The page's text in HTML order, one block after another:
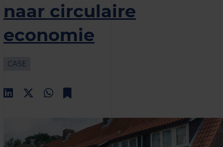
naar circulaire
economie
CASE